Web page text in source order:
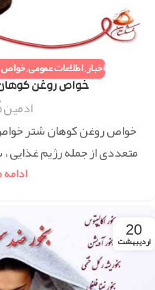
اخبار,اطلاعات عمومی,خواص
خواص روغن
ادمین
خواص روغن کوهان شتر
متعددی از جمله رژیم غذایی
20
اردیبهشت